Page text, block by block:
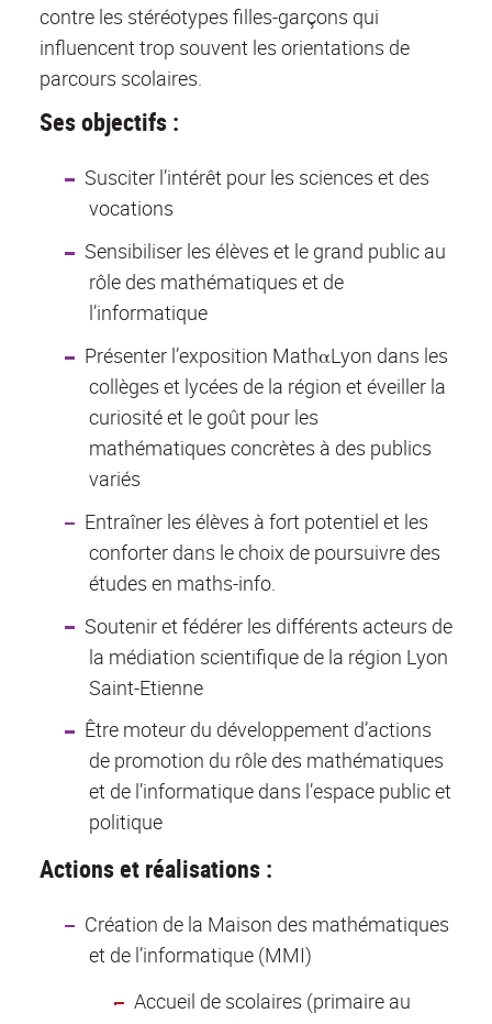
contre les stéréotypes filles-garçons qui
influencent trop souvent les orientations de
parcours scolaires.
Ses objectifs :
Susciter l’intérêt pour les sciences et des
vocations
Sensibiliser les élèves et le grand public au
rôle des mathématiques et de
l’informatique
Présenter l’exposition MathαLyon dans les
collèges et lycées de la région et éveiller la
curiosité et le goût pour les
mathématiques concrètes à des publics
variés
Entraîner les élèves à fort potentiel et les
conforter dans le choix de poursuivre des
études en maths-info.
Soutenir et fédérer les différents acteurs de
la médiation scientifique de la région Lyon
Saint-Etienne
Être moteur du développement d’actions
de promotion du rôle des mathématiques
et de l’informatique dans l’espace public et
politique
Actions et réalisations :
Création de la Maison des mathématiques
et de l’informatique (MMI)
Accueil de scolaires (primaire au